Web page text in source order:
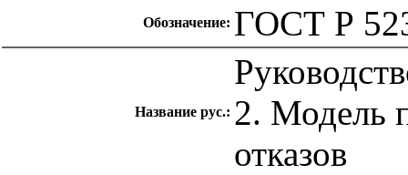
Обозначение: ГОСТ Р
Название рус.: 2. Модель
отказов